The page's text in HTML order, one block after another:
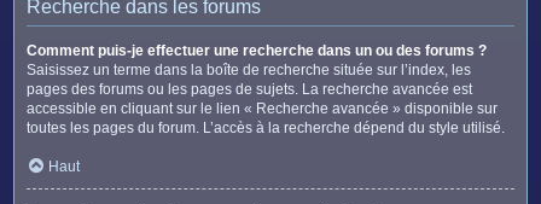
Recherche dans les forums
Comment puis-je effectuer une recherche dans un ou des forums ?
Saisissez un terme dans la boîte de recherche située sur l’index, les
pages des forums ou les pages de sujets. La recherche avancée est
accessible en cliquant sur le lien « Recherche avancée » disponible sur
toutes les pages du forum. L’accès à la recherche dépend du style utilisé.
Haut